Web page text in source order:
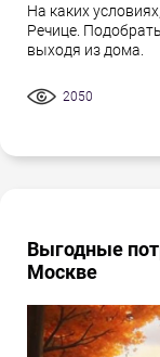
На каких
Речице.
выходя из дома.
2050
Выгодные
Москве